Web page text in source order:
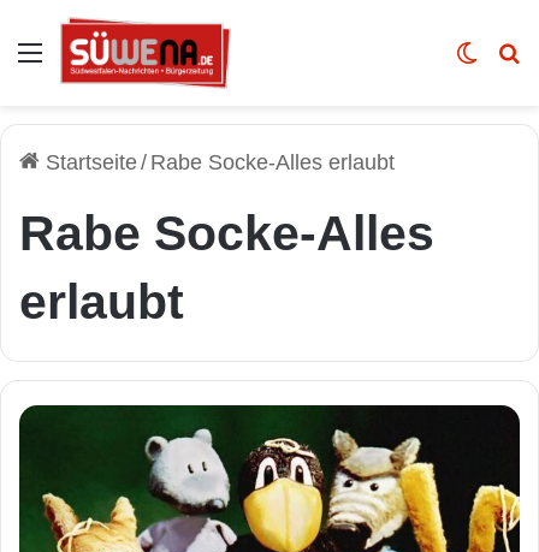
Auswahl Skin
Startseite/ Rabe Socke-Alles erlaubt
Rabe Socke-Alles
erlaubt